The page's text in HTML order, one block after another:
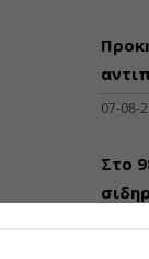
07-08-
Στο
του